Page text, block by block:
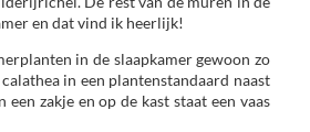
en dat vind ik heerlijk!
in de slaapkamer gewoon zo
in een plantenstandaard naast
zakje en op de kast staat een vaas